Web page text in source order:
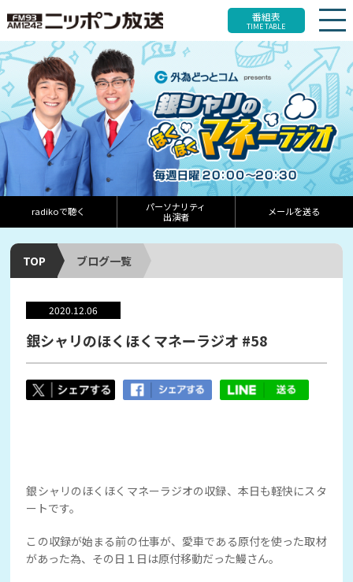
番組表
TIME TABLE
radikoで聴く
パーソナリティ
出演者
メールを送る
TOP ブログ一覧
2020.12.06
銀シャリのほくほくマネーラジオ #58
銀シャリのほくほくマネーラジオの収録、本日も軽快にスタ
ートです。
この収録が始まる前の仕事が、愛車である原付を使った取材
があった為、その日１日は原付移動だった鰻さん。